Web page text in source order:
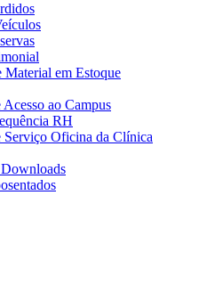
Material em Estoque
ao Campus
RH
Serviço Oficina da Clínica